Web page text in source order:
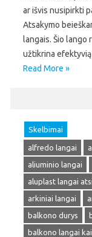
ar išvis nusipirkti
Atsakymo
langais. Šio lango
užtikrina
Read More »
Skelbimai
alfredo langai
aliuminio langai
aluplast langai
arkiniai langai
balkono durys
balkono langai